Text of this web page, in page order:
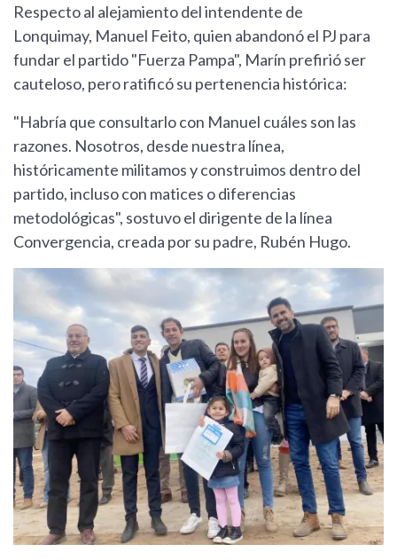
Respecto al alejamiento del intendente de
Lonquimay, Manuel Feito, quien abandonó el PJ para
fundar el partido "Fuerza Pampa", Marín prefirió ser
cauteloso, pero ratificó su pertenencia histórica:
"Habría que consultarlo con Manuel cuáles son las
razones. Nosotros, desde nuestra línea,
históricamente militamos y construimos dentro del
partido, incluso con matices o diferencias
metodológicas", sostuvo el dirigente de la línea
Convergencia, creada por su padre, Rubén Hugo.